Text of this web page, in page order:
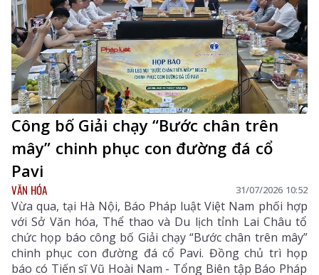
Công bố Giải chạy “Bước chân trên
mây” chinh phục con đường đá cổ
Pavi
VĂN HÓA 31/07/2026 10:52
Vừa qua, tại Hà Nội, Báo Pháp luật Việt Nam phối hợp
với Sở Văn hóa, Thể thao và Du lịch tỉnh Lai Châu tổ
chức họp báo công bố Giải chạy “Bước chân trên mây”
chinh phục con đường đá cổ Pavi. Đồng chủ trì họp
báo có Tiến sĩ Vũ Hoài Nam - Tổng Biên tập Báo Pháp